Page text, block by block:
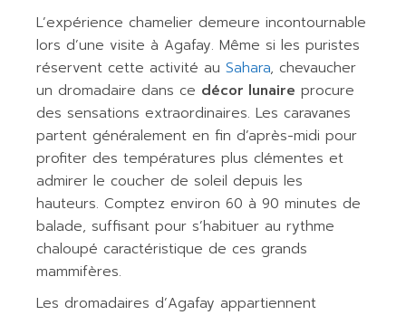
L’expérience chamelier demeure incontournable
lors d’une visite à Agafay. Même si les puristes
réservent cette activité auSahara, chevaucher
un dromadaire dans ce décor lunaire procure
des sensations extraordinaires. Les caravanes
partent généralement en fin d’après-midi pour
profiter des températures plus clémentes et
admirer le coucher de soleil depuis les
hauteurs. Comptez environ 60 à 90 minutes de
balade, suffisant pour s’habituer au rythme
chaloupé caractéristique de ces grands
mammifères.
Les dromadaires d’Agafay appartiennent